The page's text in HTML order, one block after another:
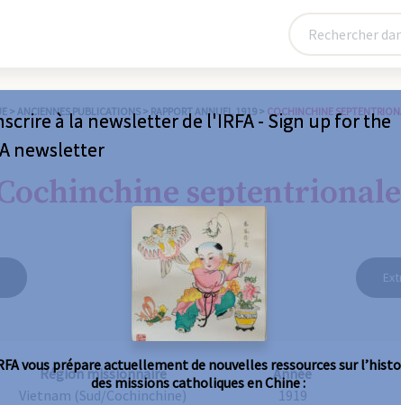
> ANCIENNES PUBLICATIONS > RAPPORT ANNUEL 1919 > COCHINCHINE
septentrionale
Région missionnaire
Vietnam (Sud/Cochinchine)
Année
1919
à la newsletter de l'IRFA - Sign up for the
newsletter
vous prépare actuellement de nouvelles ressources sur
des missions catholiques en Chine :